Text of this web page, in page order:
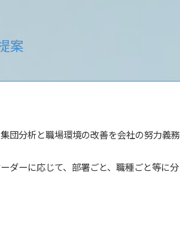
案
団分析と職場環境の改善を会社の努力義務
ダーに応じて、部署ごと、職種ごと等に分